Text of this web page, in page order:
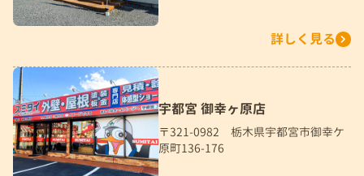
詳しく見る
宇都宮 御幸ヶ原店
〒321-0982 栃木県宇都宮市御幸ケ
原町136-176